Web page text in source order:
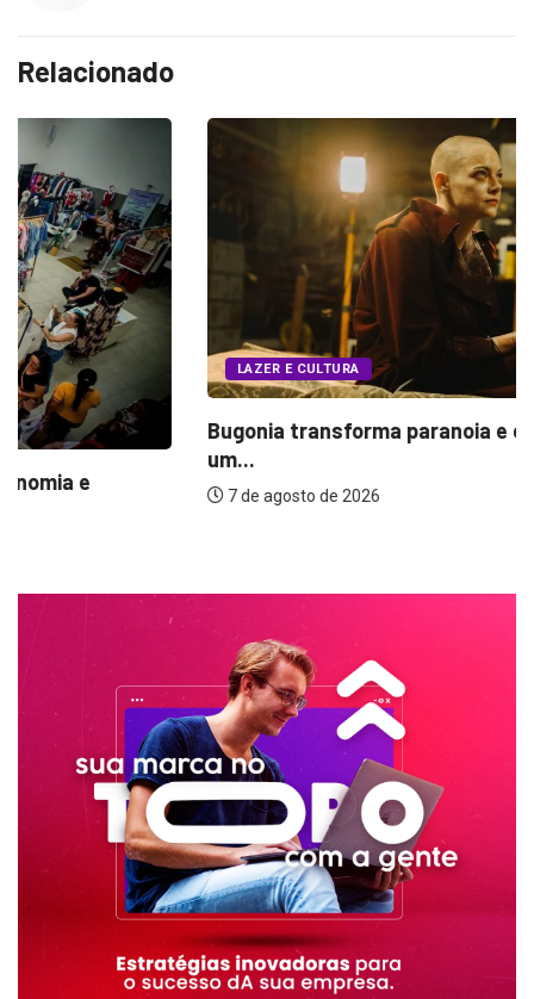
Relacionado
LAZER E CULTURA
Bugonia transforma paranoia e conspiração em
7 de agosto de 2026